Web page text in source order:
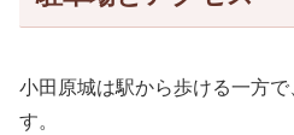
小田原城は駅から歩ける一方
す。